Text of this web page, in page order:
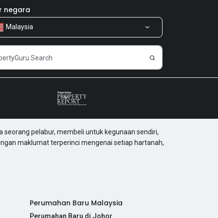
negara
Malaysia
pelabur, membeli untuk kegunaan sendiri,
maklumat terperinci mengenai setiap hartanah,
Perumahan Baru Malaysia
Perumahan Baru di Johor